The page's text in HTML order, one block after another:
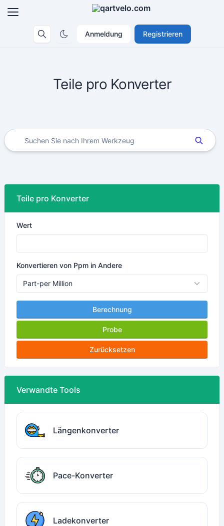
Anmeldung Registrieren
Teile pro Konverter
Teile pro Konverter
Wert
Konvertieren von Ppm in Andere
Berechnung
Probe
Zurücksetzen
Verwandte Tools
Längenkonverter
Pace-Konverter
Ladekonverter